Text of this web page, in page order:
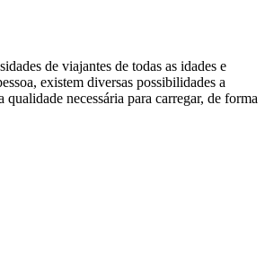
de viajantes de todas as idades e
existem diversas possibilidades a
necessária para carregar, de forma